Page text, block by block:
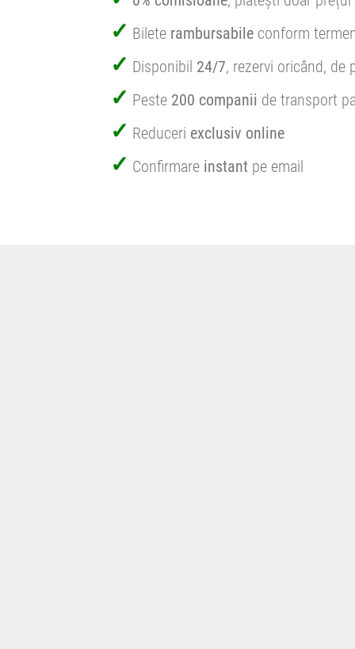
Bilete rambursabile conform
Disponibil 24/7, rezervi oricând, de
Peste 200 companii de transport
Reduceri exclusiv online
Confirmare instant pe email